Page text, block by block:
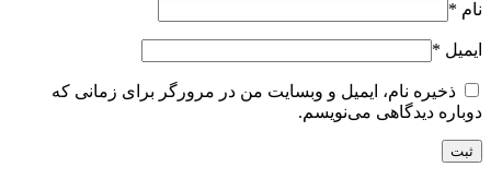
نام *
ایمیل *
ذخیره نام، ایمیل و وبسایت من در مرورگر برای زمانی که
دوباره دیدگاهی می‌نویسم.